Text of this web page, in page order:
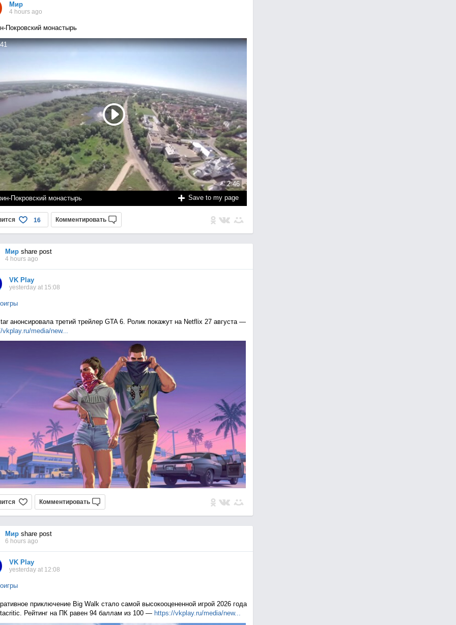
Мир
4 hours ago
Покровский монастырь
2:46
41
Покровский монастырь Save to my page
16 Комментировать
Мирshare post
4 hours ago
VK Play
yesterday at 15:08
анонсировала третий трейлер GTA 6. Ролик покажут на Netflix 27 августа —
vkplay.ru/media/new...
Комментировать
Мирshare post
6 hours ago
VK Play
yesterday at 12:08
приключение Big Walk стало самой высокооцененной игрой 2026 года
Рейтинг на ПК равен 94 баллам из 100 — https://vkplay.ru/media/new...